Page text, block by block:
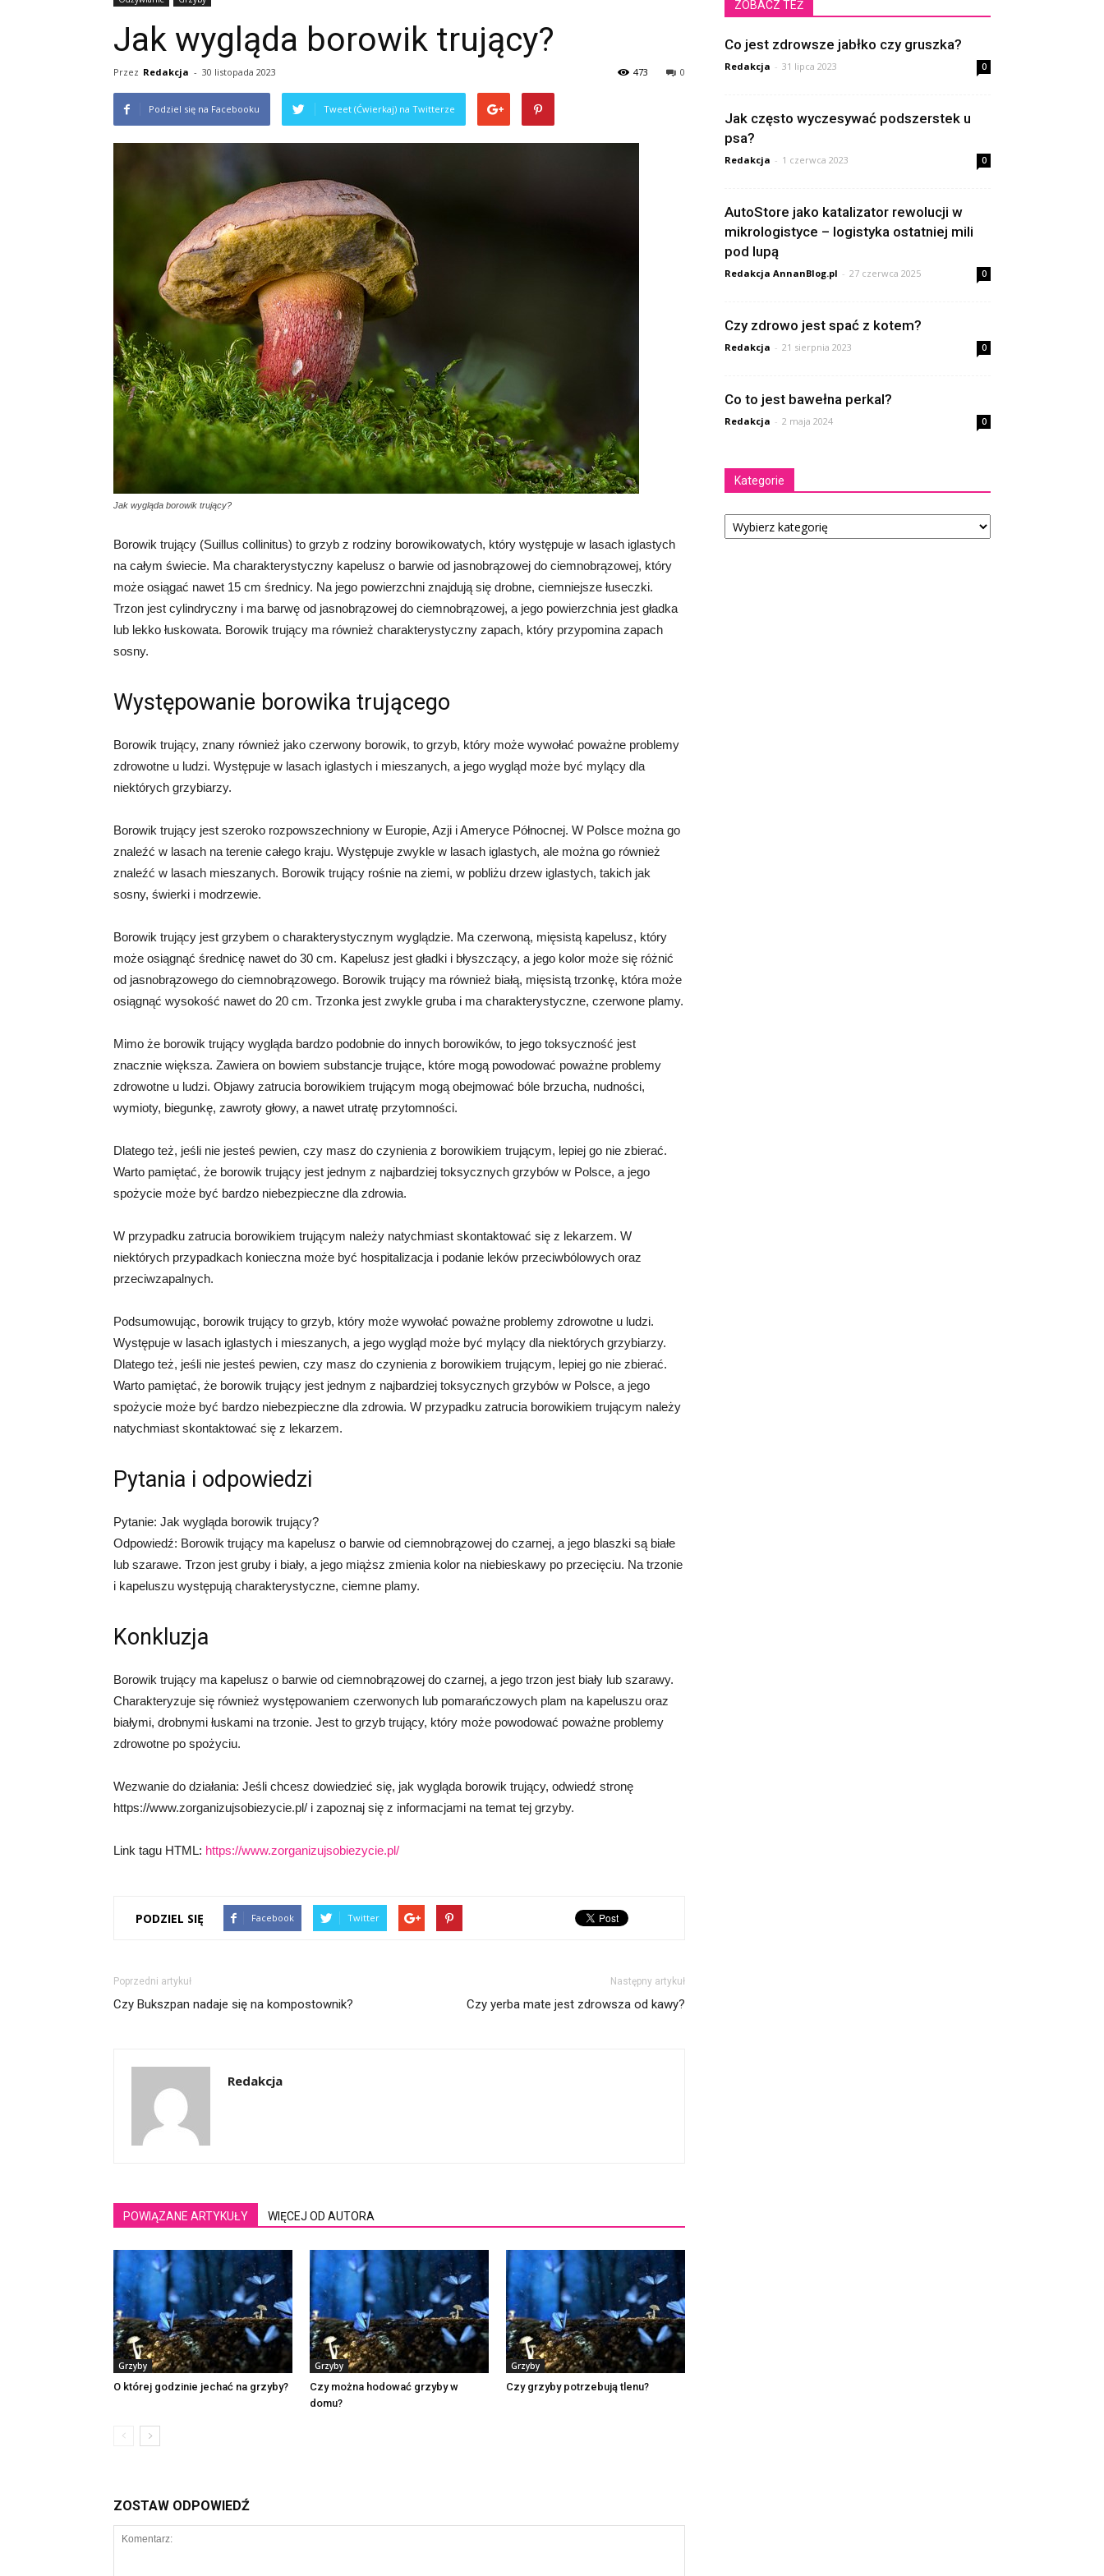
Jak wygląda borowik trujący?
Przez Redakcja - 30 listopada 2023 0
473
Podziel się na Facebooku Tweet (Ćwierkaj) na Twitterze
Jak wygląda borowik trujący?
Borowik trujący (Suillus collinitus) to grzyb z rodziny borowikowatych, który występuje w lasach iglastych
na całym świecie. Ma charakterystyczny kapelusz o barwie od jasnobrązowej do ciemnobrązowej, który
może osiągać nawet 15 cm średnicy. Na jego powierzchni znajdują się drobne, ciemniejsze łuseczki.
Trzon jest cylindryczny i ma barwę od jasnobrązowej do ciemnobrązowej, a jego powierzchnia jest gładka
lub lekko łuskowata. Borowik trujący ma również charakterystyczny zapach, który przypomina zapach
sosny.
Występowanie borowika trującego
Borowik trujący, znany również jako czerwony borowik, to grzyb, który może wywołać poważne problemy
zdrowotne u ludzi. Występuje w lasach iglastych i mieszanych, a jego wygląd może być mylący dla
niektórych grzybiarzy.
Borowik trujący jest szeroko rozpowszechniony w Europie, Azji i Ameryce Północnej. W Polsce można go
znaleźć w lasach na terenie całego kraju. Występuje zwykle w lasach iglastych, ale można go również
znaleźć w lasach mieszanych. Borowik trujący rośnie na ziemi, w pobliżu drzew iglastych, takich jak
sosny, świerki i modrzewie.
Borowik trujący jest grzybem o charakterystycznym wyglądzie. Ma czerwoną, mięsistą kapelusz, który
może osiągnąć średnicę nawet do 30 cm. Kapelusz jest gładki i błyszczący, a jego kolor może się różnić
od jasnobrązowego do ciemnobrązowego. Borowik trujący ma również białą, mięsistą trzonkę, która może
osiągnąć wysokość nawet do 20 cm. Trzonka jest zwykle gruba i ma charakterystyczne, czerwone plamy.
Mimo że borowik trujący wygląda bardzo podobnie do innych borowików, to jego toksyczność jest
znacznie większa. Zawiera on bowiem substancje trujące, które mogą powodować poważne problemy
zdrowotne u ludzi. Objawy zatrucia borowikiem trującym mogą obejmować bóle brzucha, nudności,
wymioty, biegunkę, zawroty głowy, a nawet utratę przytomności.
Dlatego też, jeśli nie jesteś pewien, czy masz do czynienia z borowikiem trującym, lepiej go nie zbierać.
Warto pamiętać, że borowik trujący jest jednym z najbardziej toksycznych grzybów w Polsce, a jego
spożycie może być bardzo niebezpieczne dla zdrowia.
W przypadku zatrucia borowikiem trującym należy natychmiast skontaktować się z lekarzem. W
niektórych przypadkach konieczna może być hospitalizacja i podanie leków przeciwbólowych oraz
przeciwzapalnych.
Podsumowując, borowik trujący to grzyb, który może wywołać poważne problemy zdrowotne u ludzi.
Występuje w lasach iglastych i mieszanych, a jego wygląd może być mylący dla niektórych grzybiarzy.
Dlatego też, jeśli nie jesteś pewien, czy masz do czynienia z borowikiem trującym, lepiej go nie zbierać.
Warto pamiętać, że borowik trujący jest jednym z najbardziej toksycznych grzybów w Polsce, a jego
spożycie może być bardzo niebezpieczne dla zdrowia. W przypadku zatrucia borowikiem trującym należy
natychmiast skontaktować się z lekarzem.
Pytania i odpowiedzi
Pytanie: Jak wygląda borowik trujący?
Odpowiedź: Borowik trujący ma kapelusz o barwie od ciemnobrązowej do czarnej, a jego blaszki są białe
lub szarawe. Trzon jest gruby i biały, a jego miąższ zmienia kolor na niebieskawy po przecięciu. Na trzonie
i kapeluszu występują charakterystyczne, ciemne plamy.
Konkluzja
Borowik trujący ma kapelusz o barwie od ciemnobrązowej do czarnej, a jego trzon jest biały lub szarawy.
Charakteryzuje się również występowaniem czerwonych lub pomarańczowych plam na kapeluszu oraz
białymi, drobnymi łuskami na trzonie. Jest to grzyb trujący, który może powodować poważne problemy
zdrowotne po spożyciu.
Wezwanie do działania: Jeśli chcesz dowiedzieć się, jak wygląda borowik trujący, odwiedź stronę
https://www.zorganizujsobiezycie.pl/ i zapoznaj się z informacjami na temat tej grzyby.
Link tagu HTML: https://www.zorganizujsobiezycie.pl/
PODZIEL SIĘ Facebook Twitter
Poprzedni artykuł
Czy Bukszpan nadaje się na kompostownik?
Następny artykuł
Czy yerba mate jest zdrowsza od kawy?
Redakcja
POWIĄZANE ARTYKUŁY WIĘCEJ OD AUTORA
Grzyby
O której godzinie jechać na grzyby?
Grzyby
Czy można hodować grzyby w
domu?
Grzyby
Czy grzyby potrzebują tlenu?
ZOSTAW ODPOWIEDŹ
ZOBACZ TEŻ
Co jest zdrowsze jabłko czy gruszka?
Redakcja - 31 lipca 2023 0
Jak często wyczesywać podszerstek u
psa?
Redakcja - 1 czerwca 2023 0
AutoStore jako katalizator rewolucji w
mikrologistyce – logistyka ostatniej mili
pod lupą
Redakcja AnnanBlog.pl - 27 czerwca 2025 0
Czy zdrowo jest spać z kotem?
Redakcja - 21 sierpnia 2023 0
Co to jest bawełna perkal?
Redakcja - 2 maja 2024 0
Kategorie
Kategorie